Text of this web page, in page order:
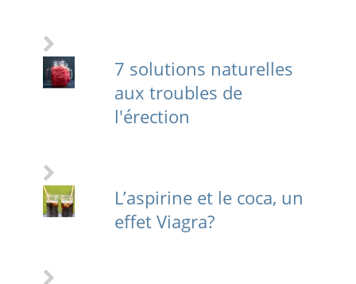
7 solutions naturelles
aux troubles de
l'érection
L’aspirine et le coca, un
effet Viagra?